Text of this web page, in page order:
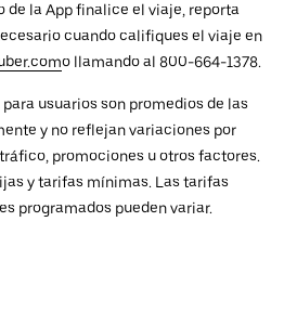
de la App finalice el viaje, reporta
cuando califiques el viaje en
o llamando al 800-664-1378.
usuarios son promedios de las
y no reflejan variaciones por
promociones u otros factores.
y tarifas mínimas. Las tarifas
programados pueden variar.